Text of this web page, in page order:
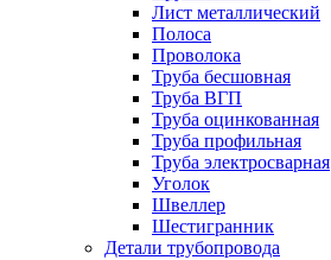
Лист металлический
Полоса
Проволока
Труба бесшовная
Труба ВГП
Труба оцинкованная
Труба профильная
Труба электросварная
Уголок
Швеллер
Шестигранник
Детали трубопровода